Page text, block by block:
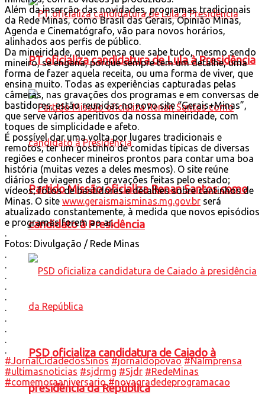
PT oficializa candidatura de Lula à Presidência
Partido Missão oficializa Renan Santos como
candidato à Presidência
PSD oficializa candidatura de Caiado à
presidência da República
Além da inserção das novidades, programas tradicionais
da Rede Minas, como Brasil das Gerais, Opinião Minas,
Agenda e Cinematógrafo, vão para novos horários,
alinhados aos perfis de público.
Da mineiridade, quem pensa que sabe tudo, mesmo sendo
mineiro, se engana, porque sempre tem um detalhe, uma
forma de fazer aquela receita, ou uma forma de viver, que
ensina muito. Todas as experiências capturadas pelas
câmeras, nas gravações dos programas e em conversas de
bastidores, estão reunidas no novo site “Gerais+Minas”,
que serve vários aperitivos da nossa mineiridade, com
toques de simplicidade e afeto.
É possível dar uma volta por lugares tradicionais e
remotos, ter um gostinho de comidas típicas de diversas
regiões e conhecer mineiros prontos para contar uma boa
história (muitas vezes a deles mesmos). O site reúne
diários de viagens das gravações feitas pelo estado;
vídeos; fotos de bastidores e detalhes sobre cantinhos de
Minas. O site www.geraismaisminas.mg.gov.br será
atualizado constantemente, à medida que novos episódios
e programas forem ao ar.
.
Fotos: Divulgação / Rede Minas
.
.
.
.
.
.
.
.
.
.
#JornalCidadedosSinos #jornaldopovao #NaImprensa
#ultimasnoticias #sjdrmg #Sjdr #RedeMinas
#comemoraaniversario #novagradedeprogramacao